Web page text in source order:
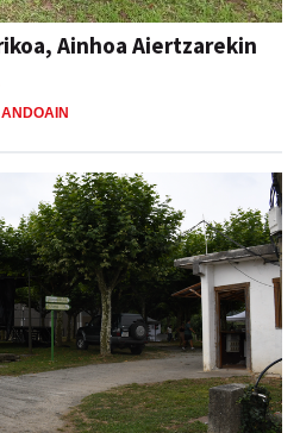
Ainhoa Aiertzarekin
ANDOAIN